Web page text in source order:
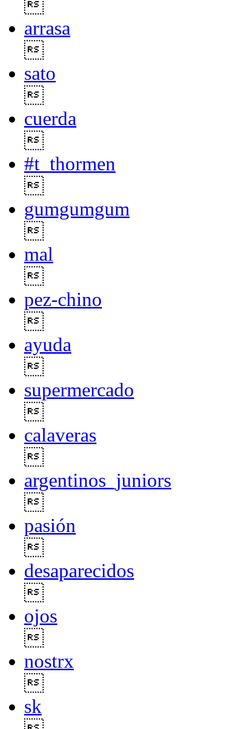
arrasa
sato
cuerda
#t_thormen
gumgumgum
mal
pez-chino
ayuda
supermercado
calaveras
argentinos_juniors
pasión
desaparecidos
ojos
nostrx
sk